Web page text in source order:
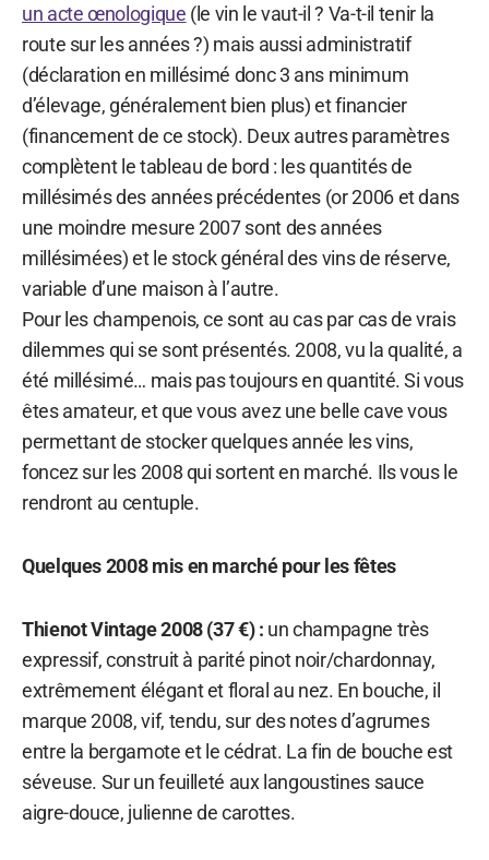
un acte œnologique (le vin le vaut-il ? Va-t-il tenir la
route sur les années ?) mais aussi administratif
(déclaration en millésimé donc 3 ans minimum
d’élevage, généralement bien plus) et financier
(financement de ce stock). Deux autres paramètres
complètent le tableau de bord : les quantités de
millésimés des années précédentes (or 2006 et dans
une moindre mesure 2007 sont des années
millésimées) et le stock général des vins de réserve,
variable d’une maison à l’autre.
Pour les champenois, ce sont au cas par cas de vrais
dilemmes qui se sont présentés. 2008, vu la qualité, a
été millésimé… mais pas toujours en quantité. Si vous
êtes amateur, et que vous avez une belle cave vous
permettant de stocker quelques année les vins,
foncez sur les 2008 qui sortent en marché. Ils vous le
rendront au centuple.
Quelques 2008 mis en marché pour les fêtes
Thienot Vintage 2008 (37 €) : un champagne très
expressif, construit à parité pinot noir/chardonnay,
extrêmement élégant et floral au nez. En bouche, il
marque 2008, vif, tendu, sur des notes d’agrumes
entre la bergamote et le cédrat. La fin de bouche est
séveuse. Sur un feuilleté aux langoustines sauce
aigre-douce, julienne de carottes.